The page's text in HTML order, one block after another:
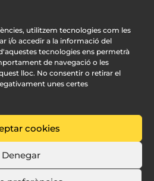
utilitzem tecnologies com les
i/o accedir a la informació del
tecnologies ens permetrà
de navegació o les
lloc. No consentir o retirar el
unes certes
cookies
Denegar
Valencia:Innobing